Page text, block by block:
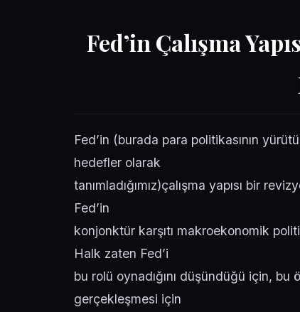
Fed’in Çalışma
Fed’in (burada para politikasının
hedefler olarak
tanımladığımız)çalışma yapısı bir
Fed’in
konjonktür karşıtı makroekonomik
Halk zaten Fed’i
bu rolü oynadığını düşündüğü için,
gerçekleşmesi için